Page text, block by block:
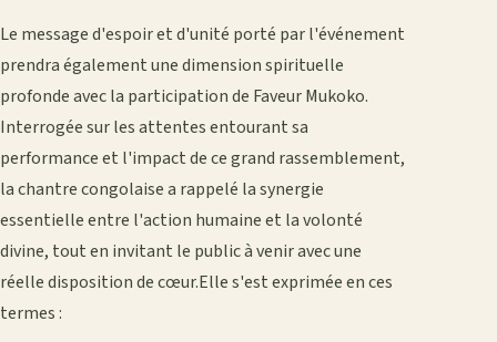
Le message d'espoir et d'unité porté par l'événement
prendra également une dimension spirituelle
profonde avec la participation de Faveur Mukoko.
Interrogée sur les attentes entourant sa
performance et l'impact de ce grand rassemblement,
la chantre congolaise a rappelé la synergie
essentielle entre l'action humaine et la volonté
divine, tout en invitant le public à venir avec une
réelle disposition de cœur.Elle s'est exprimée en ces
termes :